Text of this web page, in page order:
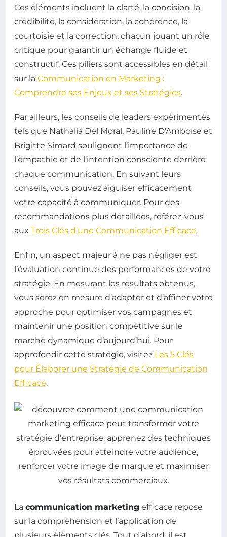
Ces éléments incluent la clarté, la concision, la
crédibilité, la considération, la cohérence, la
courtoisie et la correction, chacun jouant un rôle
critique pour garantir un échange fluide et
constructif. Ces piliers sont accessibles en détail
sur la Communication en Marketing :
Comprendre ses Enjeux et ses Stratégies.
Par ailleurs, les conseils de leaders expérimentés
tels que Nathalia Del Moral, Pauline D’Amboise et
Brigitte Simard soulignent l’importance de
l’empathie et de l’intention consciente derrière
chaque communication. En suivant leurs
conseils, vous pouvez aiguiser efficacement
votre capacité à communiquer. Pour des
recommandations plus détaillées, référez-vous
aux Trois Clés d’une Communication Efficace.
Enfin, un aspect majeur à ne pas négliger est
l’évaluation continue des performances de votre
stratégie. En mesurant les résultats obtenus,
vous serez en mesure d’adapter et d’affiner votre
approche pour optimiser vos campagnes et
maintenir une position compétitive sur le
marché dynamique d’aujourd’hui. Pour
approfondir cette stratégie, visitez Les 5 Clés
pour Élaborer une Stratégie de Communication
Efficace.
La communication marketing efficace repose
sur la compréhension et l’application de